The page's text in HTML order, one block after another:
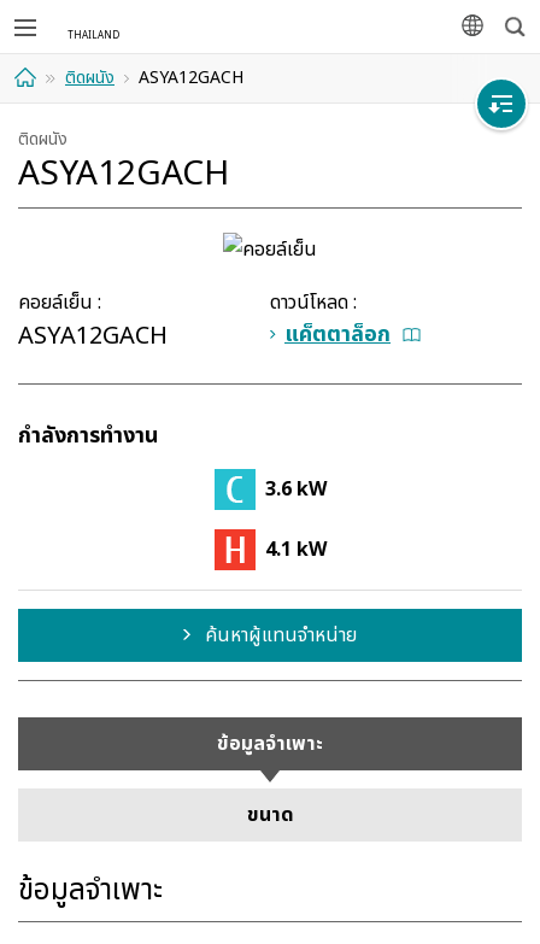
ภาษาค้น
อาศัย
ติดผนัง ASYA12GACH
ติดผนัง
ASYA12GACH
คอยล์เย็น :
ASYA12GACH
ดาวน์โหลด :
แค็ตตาล็อก
กำลังการทำงาน
3.6 kW
4.1 kW
ค้นหาผู้แทนจำหน่าย
ข้อมูลจำเพาะ
ขนาด
ข้อมูลจำเพาะ